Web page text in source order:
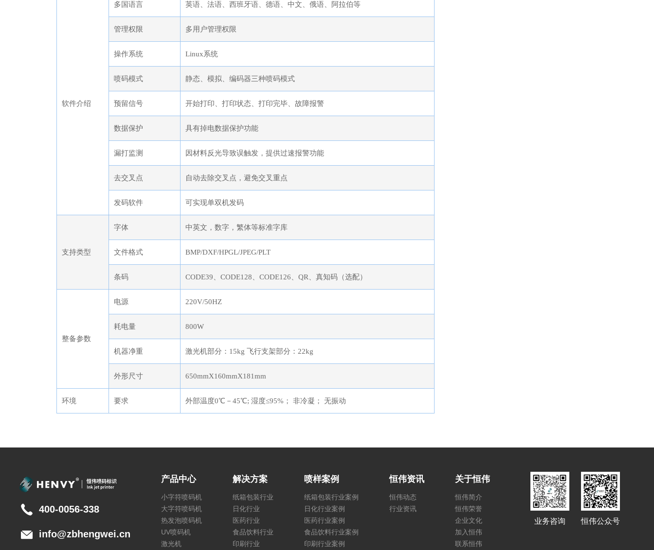
软件介绍
多国语言 英语、法语、西班牙语、德语、中文、俄语、阿拉伯等
管理权限 多用户管理权限
操作系统 Linux系统
喷码模式 静态、模拟、编码器三种喷码模式
预留信号 开始打印、打印状态、打印完毕、故障报警
数据保护 具有掉电数据保护功能
漏打监测 因材料反光导致误触发，提供过速报警功能
去交叉点 自动去除交叉点，避免交叉重点
发码软件 可实现单双机发码
支持类型
字体 中英文，数字，繁体等标准字库
文件格式 BMP/DXF/HPGL/JPEG/PLT
条码 CODE39、CODE128、CODE126、QR、真知码（选配）
整备参数
电源 220V/50HZ
耗电量 800W
机器净重 激光机部分：15kg 飞行支架部分：22kg
外形尺寸 650mmX160mmX181mm
环境 要求 外部温度0℃－45℃; 湿度≤95%； 非冷凝； 无振动
400-0056-338
info@zbhengwei.cn
产品中心
小字符喷码机
大字符喷码机
热发泡喷码机
UV喷码机
激光机
解决方案
纸箱包装行业
日化行业
医药行业
食品饮料行业
印刷行业
喷样案例
纸箱包装行业案例
日化行业案例
医药行业案例
食品饮料行业案例
印刷行业案例
恒伟资讯
恒伟动态
行业资讯
关于恒伟
恒伟简介
恒伟荣誉
企业文化
加入恒伟
联系恒伟
业务咨询 恒伟公众号